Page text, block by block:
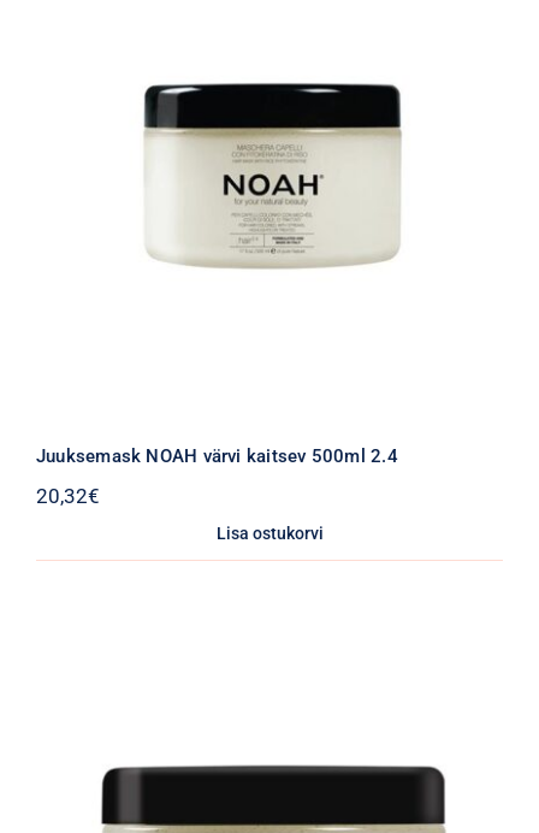
Juuksemask NOAH värvi kaitsev 500ml 2.4
20,32€
Lisa ostukorvi